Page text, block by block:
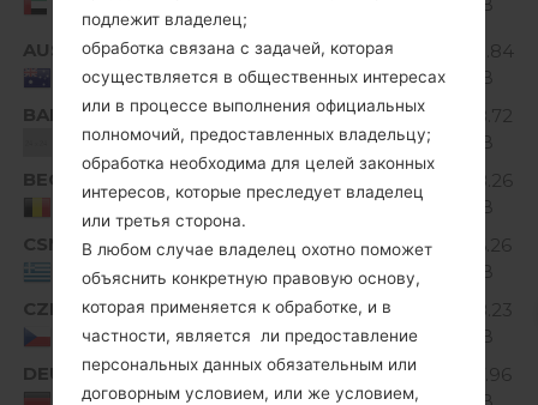
Emirates
AUS
Australia
V10D_00.kdz
Unknown
175.84
MiB
BAL
Unknown
V10D_00.kdz
Unknown
178.72
MiB
BEG
Belgium
V10E_00.kdz
Unknown
178.26
MiB
CSM
Greece
V10A_00.kdz
Unknown
176.26
MiB
CZE
Czech Republic
V10D_00.kdz
Unknown
178.23
MiB
DEU
V10E_00.kdz
Unknown
157.96
подлежит владелец;
обработка связана с задачей, которая
осуществляется в общественных интересах
или в процессе выполнения официальных
полномочий, предоставленных владельцу;
обработка необходима для целей законных
интересов, которые преследует владелец
или третья сторона.
В любом случае владелец охотно поможет
объяснить конкретную правовую основу,
которая применяется к обработке, и в
частности, является ли предоставление
персональных данных обязательным или
договорным условием, или же условием,